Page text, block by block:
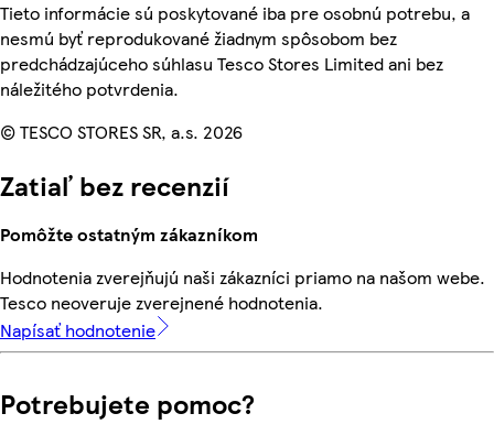
Tieto informácie sú poskytované iba pre osobnú potrebu, a
nesmú byť reprodukované žiadnym spôsobom bez
predchádzajúceho súhlasu Tesco Stores Limited ani bez
náležitého potvrdenia.
© TESCO STORES SR, a.s. 2026
Zatiaľ bez recenzií
Pomôžte ostatným zákazníkom
Hodnotenia zverejňujú naši zákazníci priamo na našom webe.
Tesco neoveruje zverejnené hodnotenia.
Napísať hodnotenie
Potrebujete pomoc?